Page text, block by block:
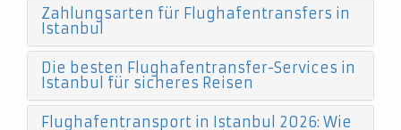
Zahlungsarten für Flughafentransfers in
Istanbul
Die besten Flughafentransfer-Services in
Istanbul für sicheres Reisen
Flughafentransport in Istanbul 2026: Wie